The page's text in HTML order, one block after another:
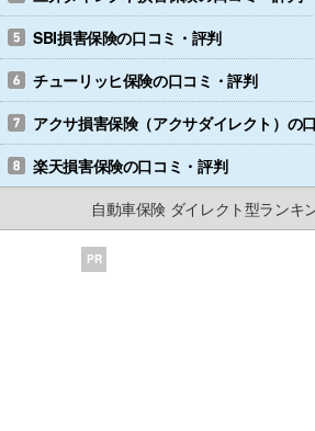
SBI損害保険の口コミ・評判
チューリッヒ保険の口コミ・評判
アクサ損害保険（アクサダイレクト） の
楽天損害保険の口コミ・評判
自動車保険 ダイレクト型ランキ
PR